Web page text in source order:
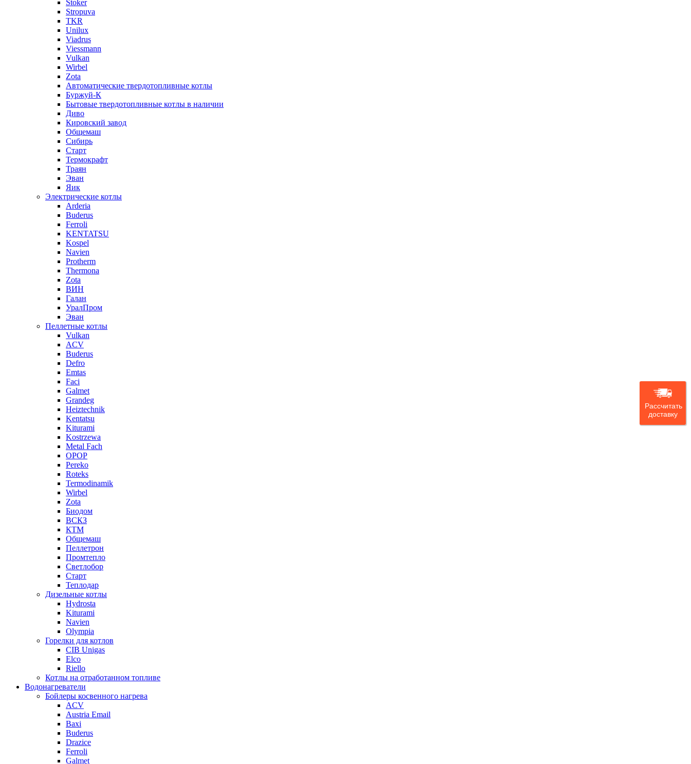
Stoker
Stropuva
TKR
Unilux
Viadrus
Viessmann
Vulkan
Wirbel
Zota
Автоматические твердотопливные котлы
Буржуй-К
Бытовые твердотопливные котлы в наличии
Диво
Кировский завод
Общемаш
Сибирь
Старт
Термокрафт
Траян
Эван
Яик
Электрические котлы
Arderia
Buderus
Ferroli
KENTATSU
Kospel
Navien
Protherm
Thermona
Zota
ВИН
Галан
УралПром
Эван
Пеллетные котлы
Vulkan
ACV
Buderus
Defro
Emtas
Faci
Galmet
Grandeg
Heiztechnik
Kentatsu
Kiturami
Kostrzewa
Metal Fach
OPOP
Pereko
Roteks
Termodinamik
Wirbel
Zota
Биодом
ВСКЗ
КТМ
Общемаш
Пеллетрон
Промтепло
Светлобор
Старт
Теплодар
Дизельные котлы
Hydrosta
Kiturami
Navien
Olympia
Горелки для котлов
CIB Unigas
Elco
Riello
Котлы на отработанном топливе
Водонагреватели
Бойлеры косвенного нагрева
ACV
Austria Email
Baxi
Buderus
Drazice
Ferroli
Galmet
Рассчитать
доставку